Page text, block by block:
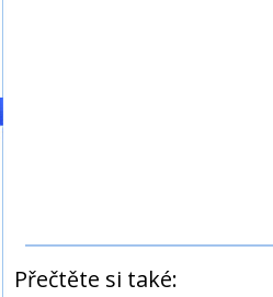
Přečtěte si také: